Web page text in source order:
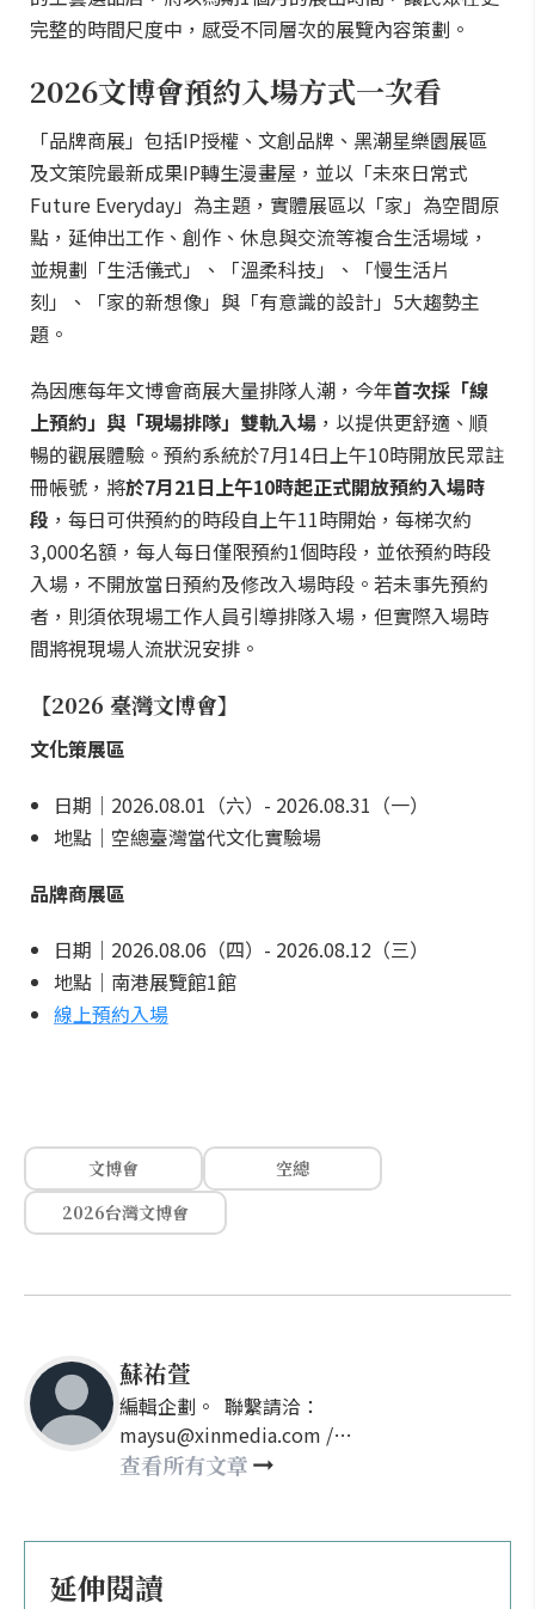
完整的時間尺度中，感受不同層次的展覽內容策劃。
2026文博會預約入場方式一次看
「品牌商展」包括IP授權、文創品牌、黑潮星樂園展區
及文策院最新成果IP轉生漫畫屋，並以「未來日常式
Future Everyday」為主題，實體展區以「家」為空間原
點，延伸出工作、創作、休息與交流等複合生活場域，
並規劃「生活儀式」、「溫柔科技」、「慢生活片
刻」、「家的新想像」與「有意識的設計」5大趨勢主
題。
為因應每年文博會商展大量排隊人潮，今年首次採「線
上預約」與「現場排隊」雙軌入場 ，以提供更舒適、順
暢的觀展體驗。預約系統於7月14日上午10時開放民眾註
冊帳號，將於7月21日上午10時起正式開放預約入場時
段 ，每日可供預約的時段自上午11時開始，每梯次約
3,000名額，每人每日僅限預約1個時段，並依預約時段
入場，不開放當日預約及修改入場時段。若未事先預約
者，則須依現場工作人員引導排隊入場，但實際入場時
間將視現場人流狀況安排。
【2026 臺灣文博會】
文化策展區
日期｜2026.08.01（六）- 2026.08.31（一）
地點｜空總臺灣當代文化實驗場
品牌商展區
日期｜2026.08.06（四）- 2026.08.12（三）
地點｜南港展覽館1館
線上預約入場
文博會
空總
2026台灣文博會
蘇祐萱
編輯企劃。 聯繫請洽：
maysu@xinmedia.com /
may860527@gmail.com
查看所有文章
延伸閱讀